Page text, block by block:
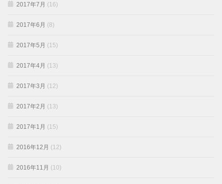
2017年7月 (16)
2017年6月 (8)
2017年5月 (15)
2017年4月 (13)
2017年3月 (12)
2017年2月 (13)
2017年1月 (15)
2016年12月 (12)
2016年11月 (10)